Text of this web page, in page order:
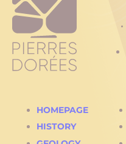
HOMEPAGE
HISTORY